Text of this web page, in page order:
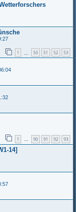
1 50 51 52 53
1 … 90 91 92 93
14]